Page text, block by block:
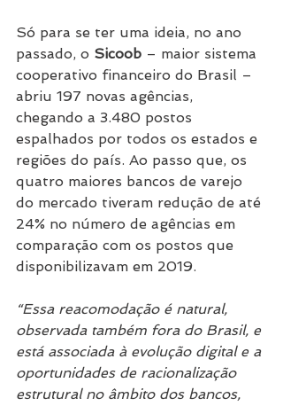
Só para se ter uma ideia, no ano
passado, o Sicoob – maior sistema
cooperativo financeiro do Brasil –
abriu 197 novas agências,
chegando a 3.480 postos
espalhados por todos os estados e
regiões do país. Ao passo que, os
quatro maiores bancos de varejo
do mercado tiveram redução de até
24% no número de agências em
comparação com os postos que
disponibilizavam em 2019.
“Essa reacomodação é natural,
observada também fora do Brasil, e
está associada à evolução digital e a
oportunidades de racionalização
estrutural no âmbito dos bancos,